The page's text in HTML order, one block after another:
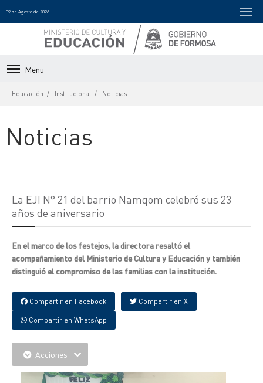
09 de Agosto de 2026
Menu
Educación Institucional Noticias
Noticias
La EJI N° 21 del barrio Namqom celebró sus 23
años de aniversario
En el marco de los festejos, la directora resaltó el
acompañamiento del Ministerio de Cultura y Educación y también
distinguió el compromiso de las familias con la institución.
Compartir en Facebook Compartir en X
Compartir en WhatsApp
Acciones